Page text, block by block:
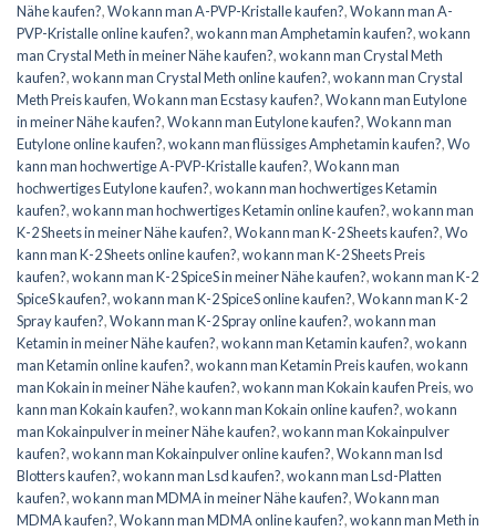
Nähe kaufen?,Wo kann man A-PVP-Kristalle kaufen?,Wo kann man A-
PVP-Kristalle online kaufen?,wo kann man Amphetamin kaufen?,wo kann
man Crystal Meth in meiner Nähe kaufen?,wo kann man Crystal Meth
kaufen?,wo kann man Crystal Meth online kaufen?,wo kann man Crystal
Meth Preis kaufen,Wo kann man Ecstasy kaufen?,Wo kann man Eutylone
in meiner Nähe kaufen?,Wo kann man Eutylone kaufen?,Wo kann man
Eutylone online kaufen?,wo kann man flüssiges Amphetamin kaufen?,Wo
kann man hochwertige A-PVP-Kristalle kaufen?,Wo kann man
hochwertiges Eutylone kaufen?,wo kann man hochwertiges Ketamin
kaufen?,wo kann man hochwertiges Ketamin online kaufen?,wo kann man
K-2 Sheets in meiner Nähe kaufen?,Wo kann man K-2 Sheets kaufen?,Wo
kann man K-2 Sheets online kaufen?,wo kann man K-2 Sheets Preis
kaufen?,wo kann man K-2 SpiceS in meiner Nähe kaufen?,wo kann man K-2
SpiceS kaufen?,wo kann man K-2 SpiceS online kaufen?,Wo kann man K-2
Spray kaufen?,Wo kann man K-2 Spray online kaufen?,wo kann man
Ketamin in meiner Nähe kaufen?,wo kann man Ketamin kaufen?,wo kann
man Ketamin online kaufen?,wo kann man Ketamin Preis kaufen,wo kann
man Kokain in meiner Nähe kaufen?,wo kann man Kokain kaufen Preis,wo
kann man Kokain kaufen?,wo kann man Kokain online kaufen?,wo kann
man Kokainpulver in meiner Nähe kaufen?,wo kann man Kokainpulver
kaufen?,wo kann man Kokainpulver online kaufen?,Wo kann man lsd
Blotters kaufen?,wo kann man Lsd kaufen?,wo kann man Lsd-Platten
kaufen?,wo kann man MDMA in meiner Nähe kaufen?,Wo kann man
MDMA kaufen?,Wo kann man MDMA online kaufen?,wo kann man Meth in